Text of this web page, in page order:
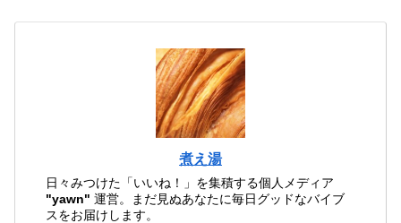
煮え湯
日々みつけた「いいね！」を集積する個人メディア
"yawn" 運営。まだ見ぬあなたに毎日グッドなバイブ
スをお届けします。